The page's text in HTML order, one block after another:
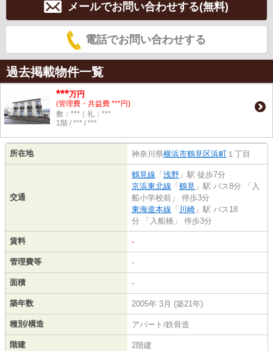
メールでお問い合わせする(無料)
電話でお問い合わせする
過去掲載物件一覧
***万円
(管理費・共益費 ***円)
敷：***｜礼：***
1階 / *** / ***
所在地 神奈川県横浜市鶴見区浜町 １丁目
交通
鶴見線 「 浅野 」駅 徒歩7分
京浜東北線 「 鶴見 」駅 バス8分 「入
船小学校前」 停歩3分
東海道本線 「 川崎 」駅 バス18
分 「入船橋」 停歩3分
賃料 -
管理費等 -
面積 -
築年数 2005年 3月 (築21年)
種別/構造 アパート/鉄骨造
階建 2階建